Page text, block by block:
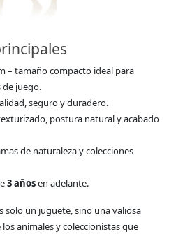
– tamaño compacto ideal para
de juego.
seguro y duradero.
postura natural y acabado
de naturaleza y colecciones
3 añosen adelante.
solo un juguete, sino una valiosa
animales y coleccionistas que